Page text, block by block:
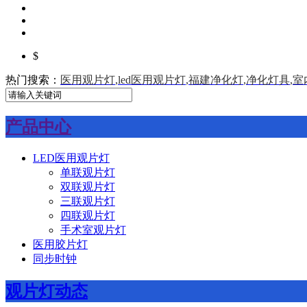
$
热门搜索： 医用观片灯,led医用观片灯,福建净化灯,净化灯具,室
产品中心
LED医用观片灯
单联观片灯
双联观片灯
三联观片灯
四联观片灯
手术室观片灯
医用胶片灯
同步时钟
观片灯动态